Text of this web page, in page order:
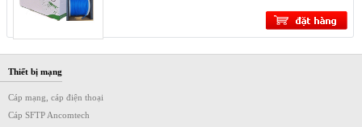
Thiết bị mạng
Cáp mạng, cáp điện thoại
Cáp SFTP Ancomtech